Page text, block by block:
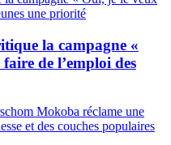
la campagne «
de l’emploi des